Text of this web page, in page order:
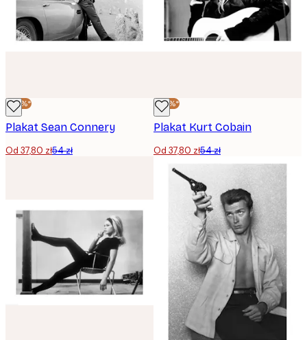
-30%*
Plakat Sean Connery
Od 37,80 zł54 zł
-30%*
Plakat Kurt Cobain
Od 37,80 zł54 zł